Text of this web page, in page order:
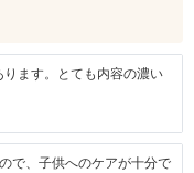
ます。とても内容の濃い
で、子供へのケアが十分で